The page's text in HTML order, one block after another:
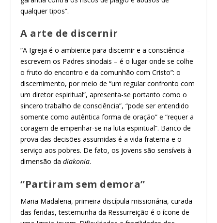
qualquer tipos”.
A arte de discernir
“A Igreja é o ambiente para discernir e a consciência –
escrevem os Padres sinodais – é o lugar onde se colhe
o fruto do encontro e da comunhão com Cristo”: o
discernimento, por meio de “um regular confronto com
um diretor espiritual”, apresenta-se portanto como o
sincero trabalho de consciência”, “pode ser entendido
somente como autêntica forma de oração” e “requer a
coragem de empenhar-se na luta espiritual”. Banco de
prova das decisões assumidas é a vida fraterna e o
serviço aos pobres. De fato, os jovens são sensíveis à
dimensão dadiakonia.
“Partiram sem demora”
Maria Madalena, primeira discípula missionária, curada
das feridas, testemunha da Ressurreição é o ícone de